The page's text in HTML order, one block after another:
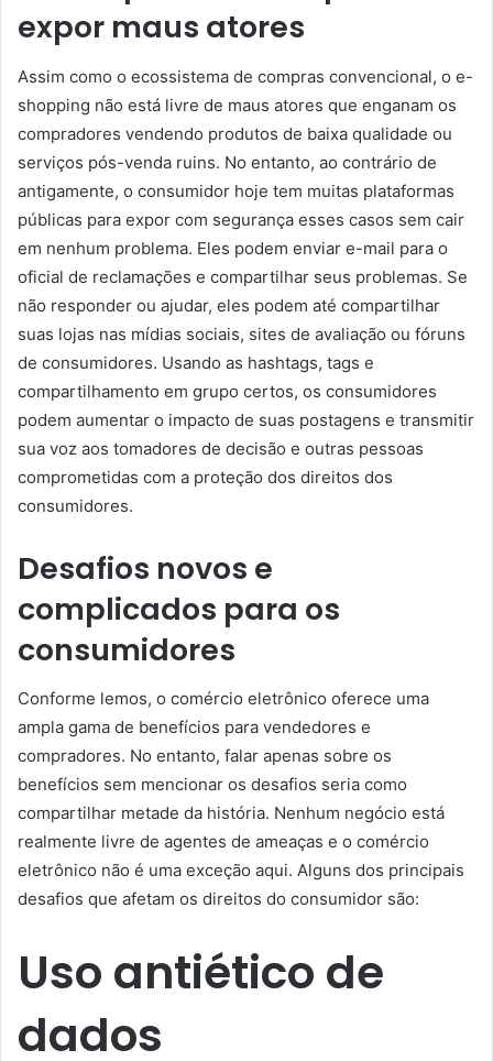
expor maus atores
Assim como o ecossistema de compras convencional, o e-
shopping não está livre de maus atores que enganam os
compradores vendendo produtos de baixa qualidade ou
serviços pós-venda ruins. No entanto, ao contrário de
antigamente, o consumidor hoje tem muitas plataformas
públicas para expor com segurança esses casos sem cair
em nenhum problema. Eles podem enviar e-mail para o
oficial de reclamações e compartilhar seus problemas. Se
não responder ou ajudar, eles podem até compartilhar
suas lojas nas mídias sociais, sites de avaliação ou fóruns
de consumidores. Usando as hashtags, tags e
compartilhamento em grupo certos, os consumidores
podem aumentar o impacto de suas postagens e transmitir
sua voz aos tomadores de decisão e outras pessoas
comprometidas com a proteção dos direitos dos
consumidores.
Desafios novos e
complicados para os
consumidores
Conforme lemos, o comércio eletrônico oferece uma
ampla gama de benefícios para vendedores e
compradores. No entanto, falar apenas sobre os
benefícios sem mencionar os desafios seria como
compartilhar metade da história. Nenhum negócio está
realmente livre de agentes de ameaças e o comércio
eletrônico não é uma exceção aqui. Alguns dos principais
desafios que afetam os direitos do consumidor são:
Uso antiético de
dados